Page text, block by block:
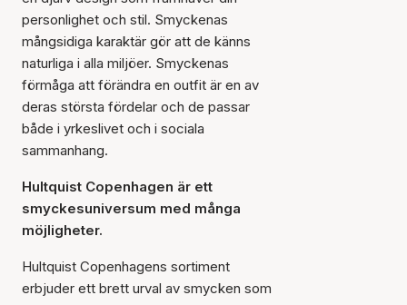
personlighet och stil. Smyckenas
mångsidiga karaktär gör att de känns
naturliga i alla miljöer. Smyckenas
förmåga att förändra en outfit är en av
deras största fördelar och de passar
både i yrkeslivet och i sociala
sammanhang.
Hultquist Copenhagen är ett
smyckesuniversum med många
möjligheter.
Hultquist Copenhagens sortiment
erbjuder ett brett urval av smycken som